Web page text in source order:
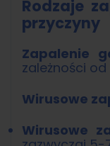
Rodzaje
przyczyny
Zapalenie
zależności
Wirusowe
Wirusowe